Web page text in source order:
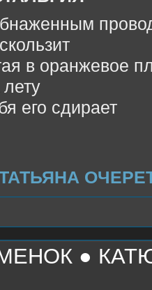
в оранжевое
его сдирает
●